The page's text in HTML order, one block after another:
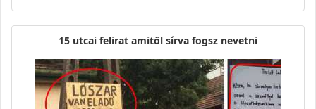
15 utcai felirat amitől sírva fogsz nevetni